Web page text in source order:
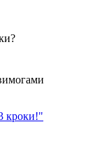
кроки!"